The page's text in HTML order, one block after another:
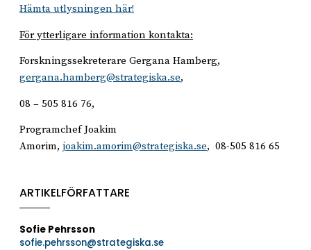
Hämta utlysningen här!
För ytterligare information kontakta:
Forskningssekreterare Gergana Hamberg,
gergana.hamberg@strategiska.se,
08 – 505 816 76,
Programchef Joakim
Amorim, joakim.amorim@strategiska.se, 08-505 816 65
ARTIKELFÖRFATTARE
Sofie Pehrsson
sofie.pehrsson@strategiska.se